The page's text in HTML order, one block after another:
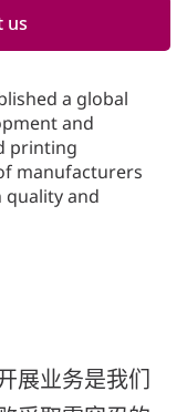
us
a global
and
printing
manufacturers
quality and
业务是我们